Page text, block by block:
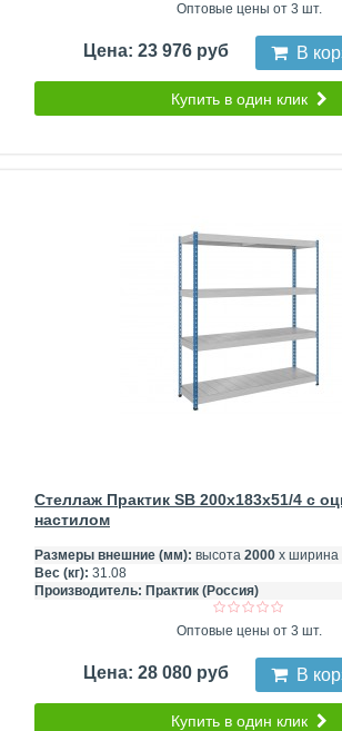
Оптовые цены от 3 шт.
Цена: 23 976 руб В
Купить в один клик
Стеллаж Практик SB 200x183x51/4 c
настилом
Размеры внешние (мм): высота 2000 х ширина
Вес (кг): 31.08
Производитель: Практик (Россия)
Оптовые цены от 3 шт.
Цена: 28 080 руб В
Купить в один клик